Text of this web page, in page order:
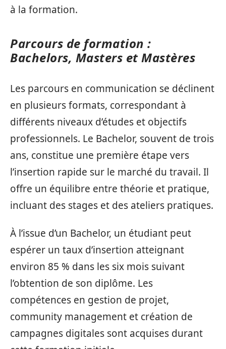
à la formation.
Parcours de formation :
Bachelors, Masters et Mastères
Les parcours en communication se déclinent
en plusieurs formats, correspondant à
différents niveaux d’études et objectifs
professionnels. Le Bachelor, souvent de trois
ans, constitue une première étape vers
l’insertion rapide sur le marché du travail. Il
offre un équilibre entre théorie et pratique,
incluant des stages et des ateliers pratiques.
À l’issue d’un Bachelor, un étudiant peut
espérer un taux d’insertion atteignant
environ 85 % dans les six mois suivant
l’obtention de son diplôme. Les
compétences en gestion de projet,
community management et création de
campagnes digitales sont acquises durant